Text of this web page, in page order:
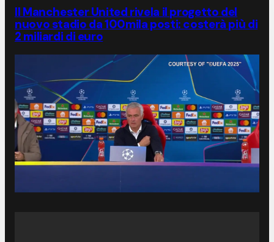
Il Manchester United rivela il progetto del
nuovo stadio da 100mila posti: costerà più di
2 miliardi di euro